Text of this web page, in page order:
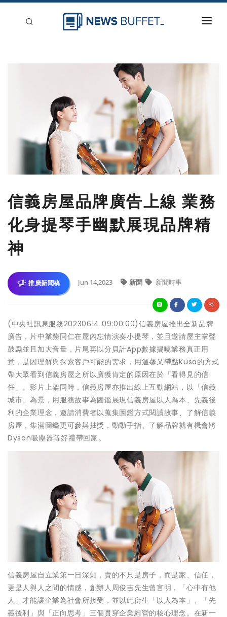
信義房屋品牌廣告上線 業務
化身提琴手幽默展現品牌精
神
推廣新聞稿 Jun 14,2023 新聞 新聞時事
(中央社訊息服務20230614 09:00:00)信義房屋推出全新品牌
廣告，片中業務同仁在屋內忘情演奏小提琴，並且邀請屋主掌聲
鼓勵並且加大音量，片尾再以分貝計App數據揭曉業務真正用
意，是因理解與探索客戶可能的需求，用溫馨又帶點Kuso的方式
帶大眾看到信義房屋之所以廣獲肯定的原因在於「看得見的信
任」。影片上架同時，信義房屋亦推出線上互動網站，以「信義
城市」為景，用服務故事為圖鑑展現信義房屋以人為本、先義後
利的企業理念，邀請消費者以蒐集圖鑑方式閱讀故事、了解信義
房屋，集滿圖鑑更可參與抽獎，動動手指、了解品牌就有機會將
Dyson吸塵器等好禮帶回家。
信義房屋自立業第一日深知，賣的不只是房子，而是家、信任，
更是人與人之間的情感，創辦人周俊吉先生曾言明，「心中有他
人」才能讓企業為社會所接受，並以此衍生「以人為本」、「先
義後利」與「正向思考」三個貫穿企業經營的核心理念。在新一